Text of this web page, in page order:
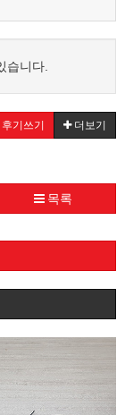
습니다.
후기쓰기 더보기
목록